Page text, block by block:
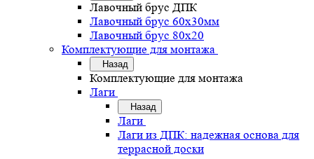
Лавочный брус ДПК
Лавочный брус 60х30мм
Лавочный брус 80х20
Комплектующие для монтажа
Назад
Комплектующие для монтажа
Лаги
Назад
Лаги
Лаги из ДПК: надежная основа для
террасной доски